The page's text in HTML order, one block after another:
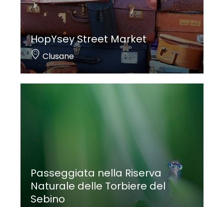
HopYsey Street Market
Clusane
Passeggiata nella Riserva
Naturale delle Torbiere del
Sebino